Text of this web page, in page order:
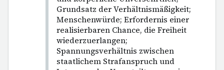
Grundsatz der Verhältnismäßigkeit;
Menschenwürde; Erfordernis einer
realisierbaren Chance, die Freiheit
wiederzuerlangen;
Spannungsverhältnis zwischen
staatlichem Strafanspruch und